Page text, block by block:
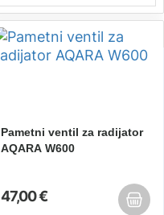
Pametni ventil za radijator
AQARA W600
47,00 €